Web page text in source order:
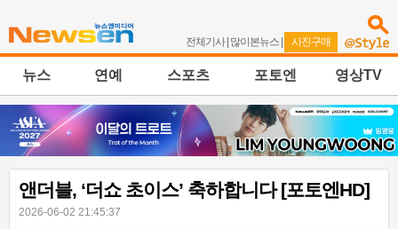
전체기사| 많이본뉴스 | 사진구매
뉴스 연예 스포츠 포토엔 영상TV
앤더블, ‘더쇼 초이스’ 축하합니다 [포토엔HD]
2026-06-02 21:45:37